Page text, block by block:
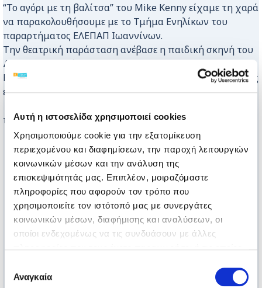
Αυτή η ιστοσελίδα χρησιμοποιεί cookies
Χρησιμοποιούμε cookie για την εξατομίκευση
περιεχομένου και διαφημίσεων, την παροχή λειτουργιών
κοινωνικών μέσων και την ανάλυση της
επισκεψιμότητάς μας. Επιπλέον, μοιραζόμαστε
πληροφορίες που αφορούν τον τρόπο που
χρησιμοποιείτε τον ιστότοπό μας με συνεργάτες
κοινωνικών μέσων, διαφήμισης και αναλύσεων, οι
οποίοι ενδεχομένως να τις συνδυάσουν με άλλες
των υπηρεσιών τους.
συγκατάθεσης
Αναγκαία
“Το αγόρι με τη βαλίτσα” του Μike Kenny είχαμε τη χαρά
να παρακολουθήσουμε με το Τμήμα Ενηλίκων του
παραρτήματος ΕΛΕΠΑΠ Ιωαννίνων.
Την θεατρική παράσταση ανέβασε η παιδική σκηνή του
ΔΗΠΕΘΕ Ιωαννίνων.
Ευχαριστούμε ολόψυχα όλους τους συντελεστές που μας
έκαναν κοινωνούς στο ταξίδι του Ναζ!
πόλης.